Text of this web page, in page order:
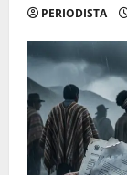
PERIODISTA